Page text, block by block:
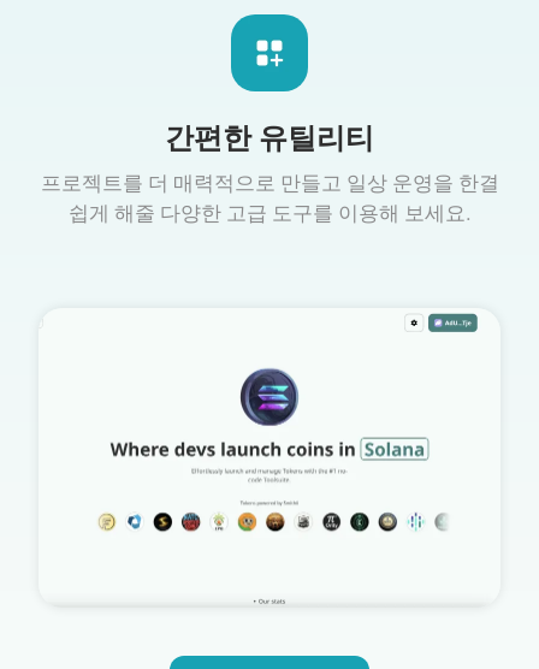
간편한 유틸리티
프로젝트를 더 매력적으로 만들고 일상 운영을 한결
쉽게 해줄 다양한 고급 도구를 이용해 보세요.